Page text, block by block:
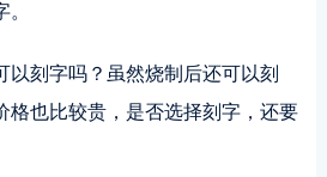
以刻字吗？虽然烧制后还可以刻
格也比较贵，是否选择刻字，还要